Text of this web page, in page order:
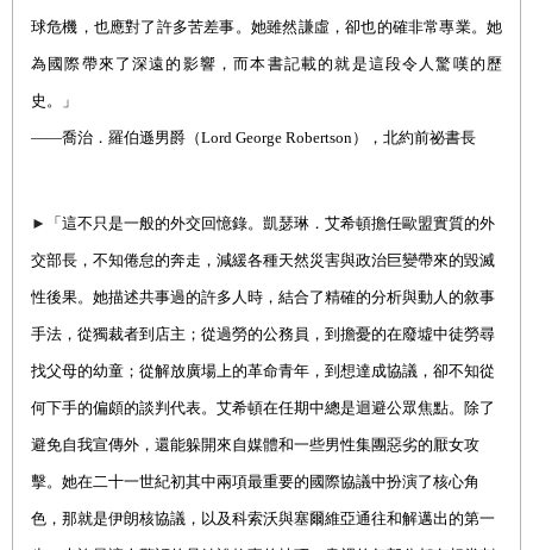
球危機，也應對了許多苦差事。她雖然謙虛，卻也的確非常專業。她
為國際帶來了深遠的影響，而本書記載的就是這段令人驚嘆的歷
史。」
――喬治．羅伯遜男爵（Lord George Robertson ）， 北約前祕書長
► 「這不只是一般的外交回憶錄。凱瑟琳．艾希頓擔任歐盟實質的外
交部長，不知倦怠的奔走，減緩各種天然災害與政治巨變帶來的毀滅
性後果。她描述共事過的許多人時，結合了精確的分析與動人的敘事
手法，從獨裁者到店主；從過勞的公務員，到擔憂的在廢墟中徒勞尋
找父母的幼童；從解放廣場上的革命青年，到想達成協議，卻不知從
何下手的偏頗的談判代表。艾希頓在任期中總是迴避公眾焦點。除了
避免自我宣傳外，還能躲開來自媒體和一些男性集團惡劣的厭女攻
擊。她在二十一世紀初其中兩項最重要的國際協議中扮演了核心角
色，那就是伊朗核協議，以及科索沃與塞爾維亞通往和解邁出的第一